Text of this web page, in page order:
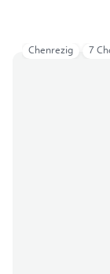
Chenrezig 7